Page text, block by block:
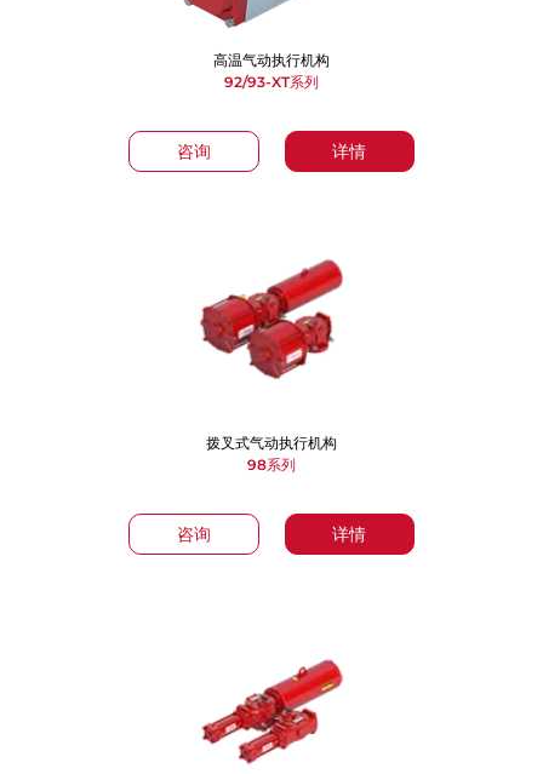
咨询 详情
高温气动执行机构
92/93-XT系列
咨询 详情
拨叉式气动执行机构
98系列